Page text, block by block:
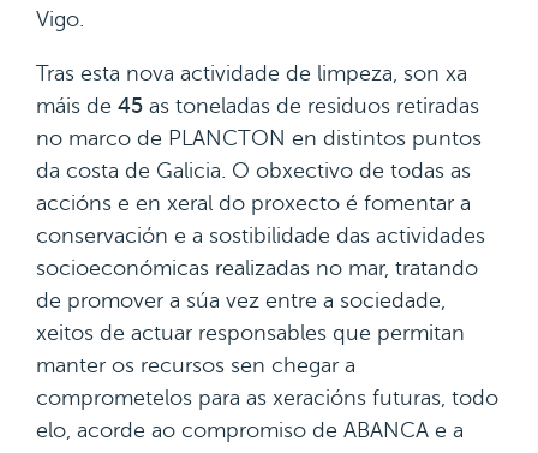
Vigo.
Tras esta nova actividade de limpeza, son xa
máis de 45 as toneladas de residuos retiradas
no marco de PLANCTON en distintos puntos
da costa de Galicia. O obxectivo de todas as
accións e en xeral do proxecto é fomentar a
conservación e a sostibilidade das actividades
socioeconómicas realizadas no mar, tratando
de promover a súa vez entre a sociedade,
xeitos de actuar responsables que permitan
manter os recursos sen chegar a
comprometelos para as xeracións futuras, todo
elo, acorde ao compromiso de ABANCA e a